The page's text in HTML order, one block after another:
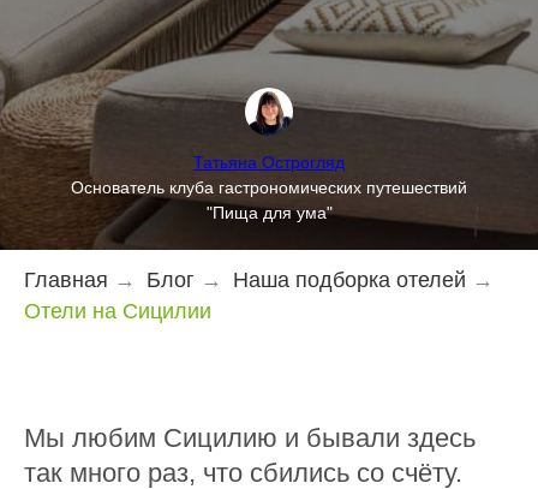
Татьяна Острогляд
Основатель клуба гастрономических путешествий
"Пища для ума"
Главная → Блог → Наша подборка отелей →
Отели на Сицилии
Мы любим Сицилию и бывали здесь
так много раз, что сбились со счёту.